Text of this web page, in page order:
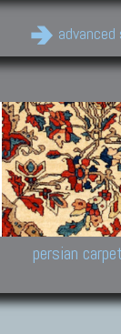
advanced
Modern Carpets
Contemporary modern
carpets.
Design carpets:
Jan Kath, Rug Star,
Palù. Tibet, Bhadohi,
Samsung
and Himalayan
persian